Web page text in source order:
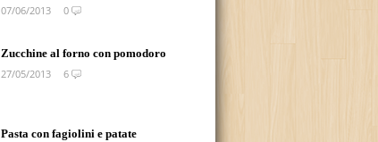
07/06/2013
0
Zucchine al forno con pomodoro
27/05/2013
6
Pasta con fagiolini e patate